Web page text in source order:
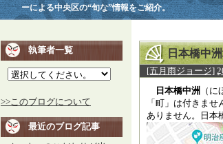
ーによる中央区の“旬な”情報をご紹介。
執筆者一覧
>>このブログについて
最近のブログ記事
日本橋中
[五月雨ジョージ]
日本橋中洲
（
「町」は付きま
ありません。日本